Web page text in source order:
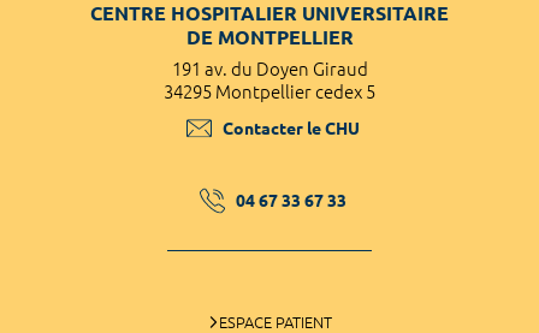
CENTRE HOSPITALIER UNIVERSITAIRE
DE MONTPELLIER
191 av. du Doyen Giraud
34295 Montpellier cedex 5
Contacter le CHU
04 67 33 67 33
ESPACE PATIENT